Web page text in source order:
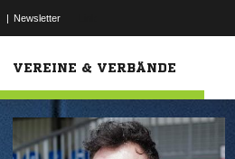
| Newsletter
VEREINE & VERBÄNDE